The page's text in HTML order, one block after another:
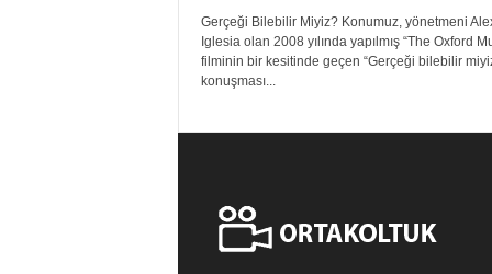
Gerçeği Bilebilir Miyiz? Konumuz, yönetmeni
Iglesia olan 2008 yılında yapılmış “The Oxford
filminin bir kesitinde geçen “Gerçeği bilebilir
konuşması...